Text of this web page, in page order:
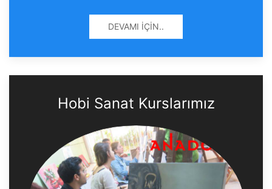
DEVAMI İÇIN..
Hobi Sanat Kurslarımız